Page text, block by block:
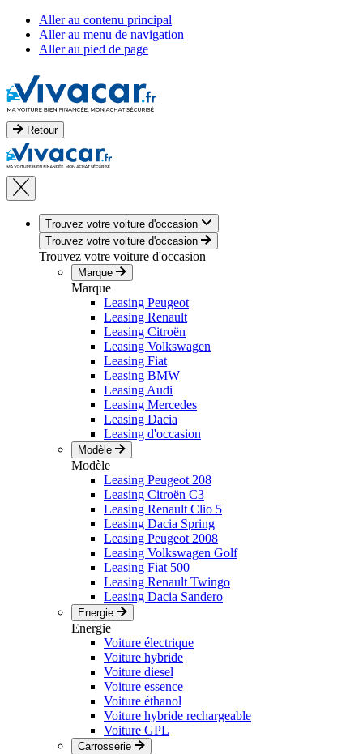
Aller au contenu principal
Aller au menu de navigation
Aller au pied de page
Retour
Trouvez votre voiture d'occasion
Trouvez votre voiture d'occasion
Trouvez votre voiture d'occasion
Marque
Marque
Leasing Peugeot
Leasing Renault
Leasing Citroën
Leasing Volkswagen
Leasing Fiat
Leasing BMW
Leasing Audi
Leasing Mercedes
Leasing Dacia
Leasing d'occasion
Modèle
Modèle
Leasing Peugeot 208
Leasing Citroën C3
Leasing Renault Clio 5
Leasing Dacia Spring
Leasing Peugeot 2008
Leasing Volkswagen Golf
Leasing Fiat 500
Leasing Renault Twingo
Leasing Dacia Sandero
Energie
Energie
Voiture électrique
Voiture hybride
Voiture diesel
Voiture essence
Voiture éthanol
Voiture hybride rechargeable
Voiture GPL
Carrosserie